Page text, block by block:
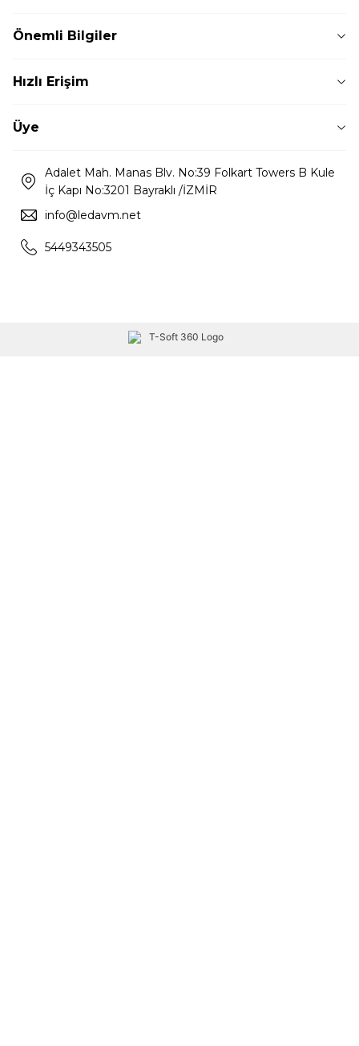
Önemli Bilgiler
Hızlı Erişim
Üye
Adalet Mah. Manas Blv. No:39 Folkart Towers B Kule
İç Kapı No:3201 Bayraklı /İZMİR
info@ledavm.net
5449343505